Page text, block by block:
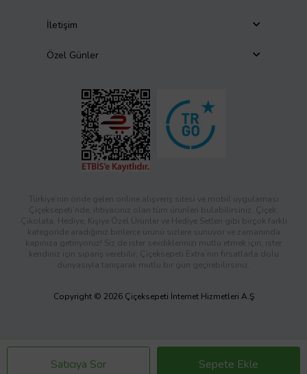
Satıcıya Sor Sepete Ekle
İletişim
Özel Günler
Türkiye’nin önde gelen online alışveriş sitesi ve mobil uygulaması
Çiçeksepeti’nde, ihtiyacınız olan tüm ürünleri bulabilirsiniz. Çiçek,
Çikolata, Hediye, Kişiye Özel Ürünler ve Hediye Setleri gibi birçok farklı
kategoride aradığınız binlerce ürünü sizlere sunuyor ve zamanında
kapınıza getiriyoruz! Siz de ister sevdiklerinizi mutlu etmek için, ister
kendiniz için sipariş verebilir; Çiçeksepeti Extra’nın fırsatlarla dolu
dünyasıyla tanışarak mutlu bir gün geçirebilirsiniz.
Copyright © 2026 Çiçeksepeti İnternet Hizmetleri A.Ş